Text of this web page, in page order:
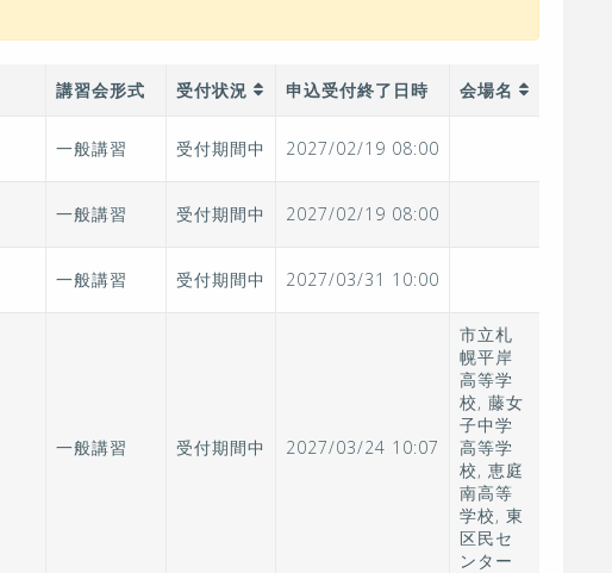
講習会形式 受付状況 申込受付終了日時 会場名
一般講習 受付期間中 2027/02/19 08:00
一般講習 受付期間中 2027/02/19 08:00
一般講習 受付期間中 2027/03/31 10:00
一般講習 受付期間中 2027/03/24 10:07
市立札
幌平岸
高等学
校, 藤女
子中学
高等学
校, 恵庭
南高等
学校, 東
区民セ
ンター